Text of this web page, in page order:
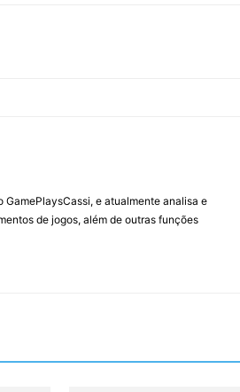
e atualmente analisa e
de jogos, além de outras funções